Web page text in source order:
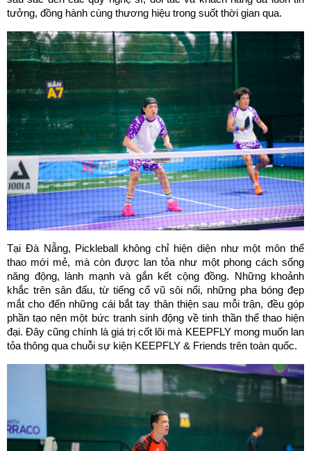
tưởng, đồng hành cùng thương hiệu trong suốt thời gian qua.
Tại Đà Nẵng, Pickleball không chỉ hiện diện như một môn thể
thao mới mẻ, mà còn được lan tỏa như một phong cách sống
năng động, lành mạnh và gắn kết cộng đồng. Những khoảnh
khắc trên sân đấu, từ tiếng cổ vũ sôi nổi, những pha bóng đẹp
mắt cho đến những cái bắt tay thân thiện sau mỗi trận, đều góp
phần tạo nên một bức tranh sinh động về tinh thần thể thao hiện
đại. Đây cũng chính là giá trị cốt lõi mà KEEPFLY mong muốn lan
tỏa thông qua chuỗi sự kiện KEEPFLY & Friends trên toàn quốc.